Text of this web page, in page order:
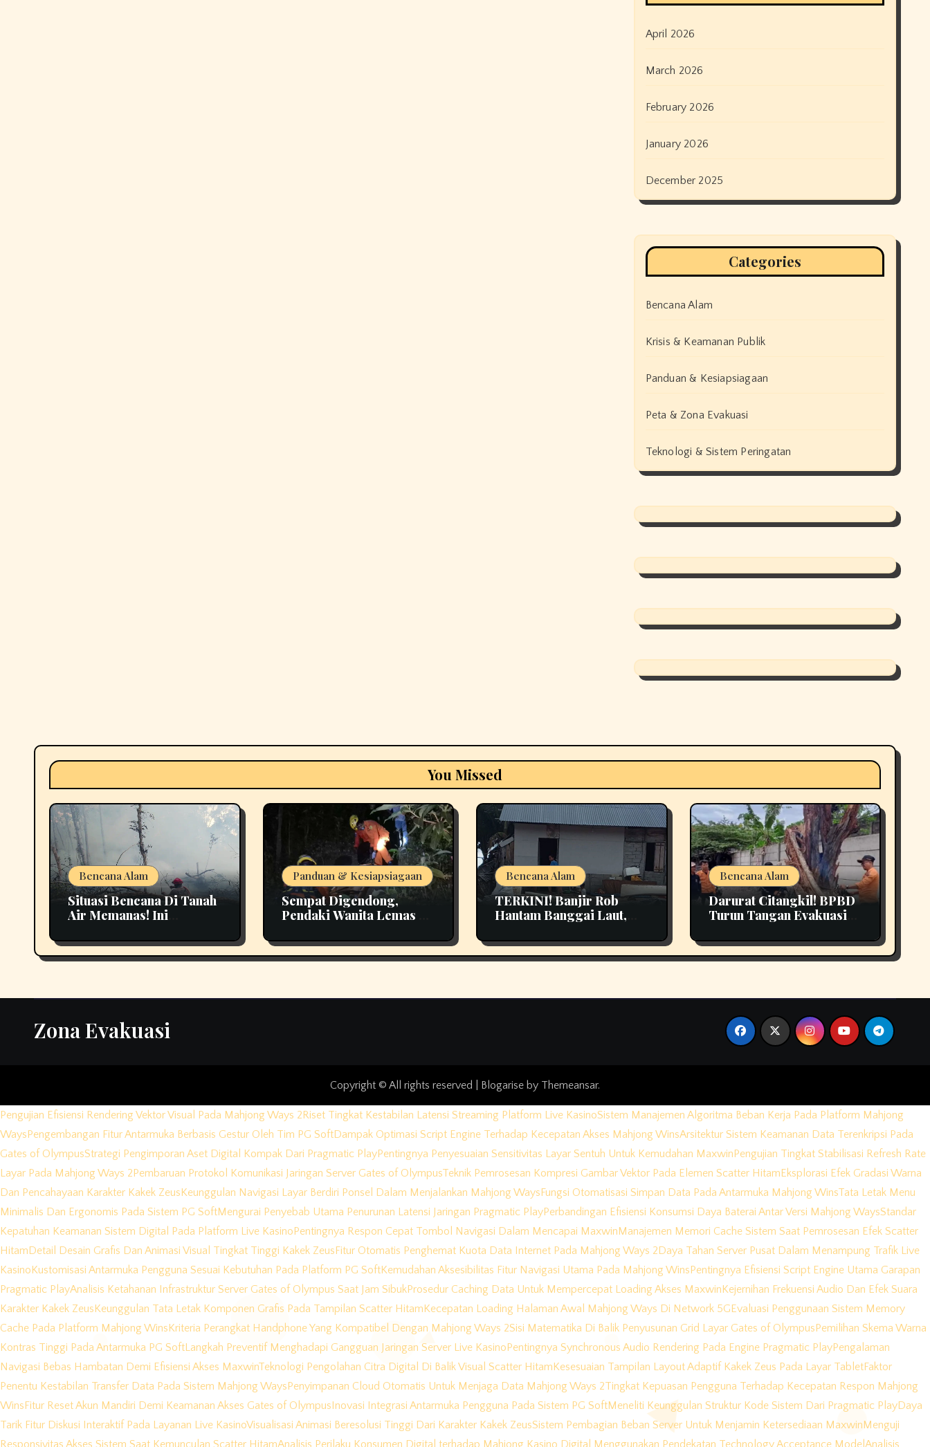
April 2026
March 2026
February 2026
January 2026
December 2025
Categories
Bencana Alam
Krisis & Keamanan Publik
Panduan & Kesiapsiagaan
Peta & Zona Evakuasi
Teknologi & Sistem Peringatan
You Missed
Bencana Alam
Situasi Bencana Di Tanah
Air Memanas! Ini
Terbarunya
Panduan & Kesiapsiagaan
Sempat Digendong,
Pendaki Wanita Lemas di
Bikin Panik
Bencana Alam
TERKINI! Banjir Rob
Hantam Banggai Laut,
Desa Jadi Perhatian
Bencana Alam
Darurat Citangkil! BPBD
Turun Tangan Evakuasi
Tengah Jalan
Zona Evakuasi
Copyright © All rights reserved Blogarise by Themeansar.
Pengujian Efisiensi Rendering Vektor Visual Pada Mahjong Ways 2Riset Tingkat Kestabilan Latensi Streaming Platform Live KasinoSistem Manajemen Algoritma Beban Kerja Pada Platform Mahjong
WaysPengembangan Fitur Antarmuka Berbasis Gestur Oleh Tim PG SoftDampak Optimasi Script Engine Terhadap Kecepatan Akses Mahjong WinsArsitektur Sistem Keamanan Data Terenkripsi Pada
Gates of OlympusStrategi Pengimporan Aset Digital Kompak Dari Pragmatic PlayPentingnya Penyesuaian Sensitivitas Layar Sentuh Untuk Kemudahan MaxwinPengujian Tingkat Stabilisasi Refresh Rate
Layar Pada Mahjong Ways 2Pembaruan Protokol Komunikasi Jaringan Server Gates of OlympusTeknik Pemrosesan Kompresi Gambar Vektor Pada Elemen Scatter HitamEksplorasi Efek Gradasi Warna
Dan Pencahayaan Karakter Kakek ZeusKeunggulan Navigasi Layar Berdiri Ponsel Dalam Menjalankan Mahjong WaysFungsi Otomatisasi Simpan Data Pada Antarmuka Mahjong WinsTata Letak Menu
Minimalis Dan Ergonomis Pada Sistem PG SoftMengurai Penyebab Utama Penurunan Latensi Jaringan Pragmatic PlayPerbandingan Efisiensi Konsumsi Daya Baterai Antar Versi Mahjong WaysStandar
Kepatuhan Keamanan Sistem Digital Pada Platform Live KasinoPentingnya Respon Cepat Tombol Navigasi Dalam Mencapai MaxwinManajemen Memori Cache Sistem Saat Pemrosesan Efek Scatter
HitamDetail Desain Grafis Dan Animasi Visual Tingkat Tinggi Kakek ZeusFitur Otomatis Penghemat Kuota Data Internet Pada Mahjong Ways 2Daya Tahan Server Pusat Dalam Menampung Trafik Live
KasinoKustomisasi Antarmuka Pengguna Sesuai Kebutuhan Pada Platform PG SoftKemudahan Aksesibilitas Fitur Navigasi Utama Pada Mahjong WinsPentingnya Efisiensi Script Engine Utama Garapan
Pragmatic PlayAnalisis Ketahanan Infrastruktur Server Gates of Olympus Saat Jam SibukProsedur Caching Data Untuk Mempercepat Loading Akses MaxwinKejernihan Frekuensi Audio Dan Efek Suara
Karakter Kakek ZeusKeunggulan Tata Letak Komponen Grafis Pada Tampilan Scatter HitamKecepatan Loading Halaman Awal Mahjong Ways Di Network 5GEvaluasi Penggunaan Sistem Memory
Cache Pada Platform Mahjong WinsKriteria Perangkat Handphone Yang Kompatibel Dengan Mahjong Ways 2Sisi Matematika Di Balik Penyusunan Grid Layar Gates of OlympusPemilihan Skema Warna
Kontras Tinggi Pada Antarmuka PG SoftLangkah Preventif Menghadapi Gangguan Jaringan Server Live KasinoPentingnya Synchronous Audio Rendering Pada Engine Pragmatic PlayPengalaman
Navigasi Bebas Hambatan Demi Efisiensi Akses MaxwinTeknologi Pengolahan Citra Digital Di Balik Visual Scatter HitamKesesuaian Tampilan Layout Adaptif Kakek Zeus Pada Layar TabletFaktor
Penentu Kestabilan Transfer Data Pada Sistem Mahjong WaysPenyimpanan Cloud Otomatis Untuk Menjaga Data Mahjong Ways 2Tingkat Kepuasan Pengguna Terhadap Kecepatan Respon Mahjong
WinsFitur Reset Akun Mandiri Demi Keamanan Akses Gates of OlympusInovasi Integrasi Antarmuka Pengguna Pada Sistem PG SoftMeneliti Keunggulan Struktur Kode Sistem Dari Pragmatic PlayDaya
Tarik Fitur Diskusi Interaktif Pada Layanan Live KasinoVisualisasi Animasi Beresolusi Tinggi Dari Karakter Kakek ZeusSistem Pembagian Beban Server Untuk Menjamin Ketersediaan MaxwinMenguji
Responsivitas Akses Sistem Saat Kemunculan Scatter HitamAnalisis Perilaku Konsumen Digital terhadap Mahjong Kasino Digital Menggunakan Pendekatan Technology Acceptance Model Analisis